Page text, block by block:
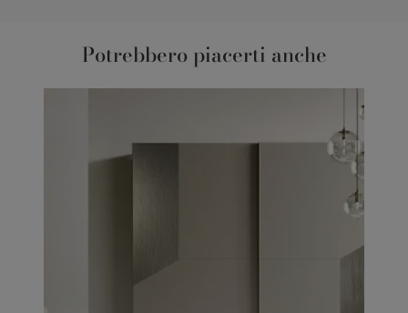
Potrebbero piacerti anche